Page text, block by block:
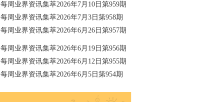
每周业界资讯集萃2026年7月10日第959期
每周业界资讯集萃2026年7月3日第958期
每周业界资讯集萃2026年6月26日第957期
每周业界资讯集萃2026年6月19日第956期
每周业界资讯集萃2026年6月12日第955期
每周业界资讯集萃2026年6月5日第954期